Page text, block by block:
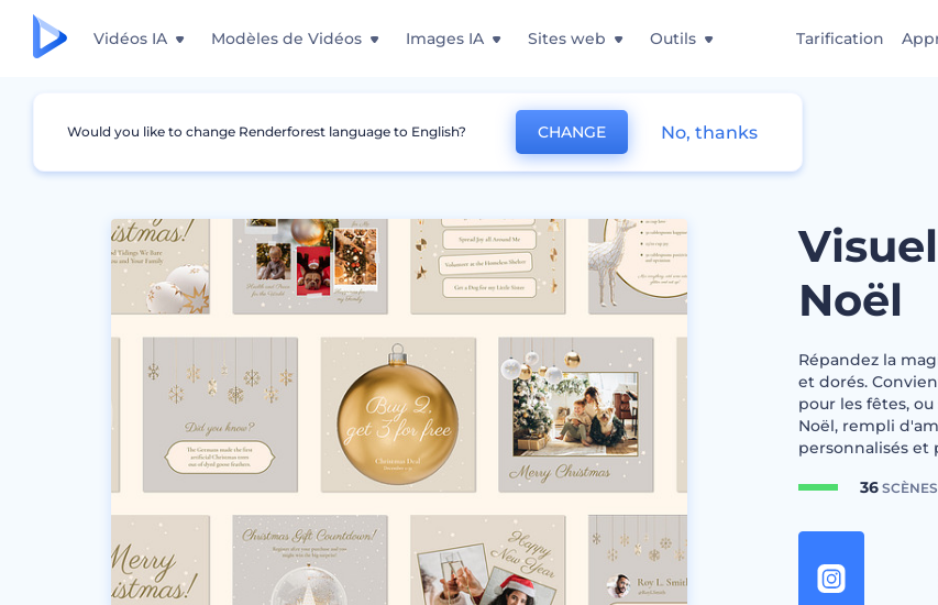
Vidéos IA Modèles de Vidéos Images IA Sites web Outils Tarification
Graphismes Story Instagram Visuels réalistes dorés de Noël
Noël
Répandez la
et dorés.
pour les fêtes,
Noël, rempli
personnalisés et
36SCÈNES
Would you like to change Renderforest language to English? CHANGE No, thanks